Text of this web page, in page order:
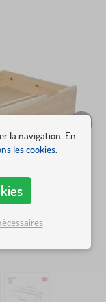
la navigation. En
les cookies.